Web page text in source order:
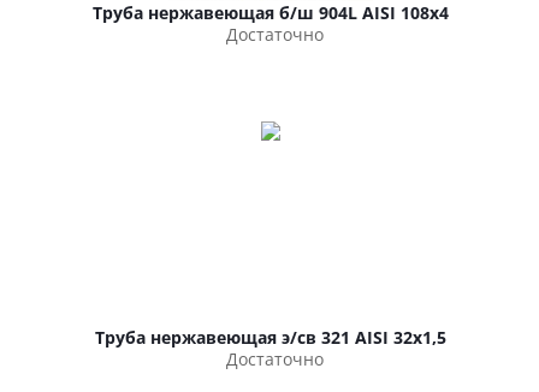
Труба нержавеющая б/ш 904L AISI 108х4
Достаточно
Труба нержавеющая э/св 321 AISI 32х1,5
Достаточно